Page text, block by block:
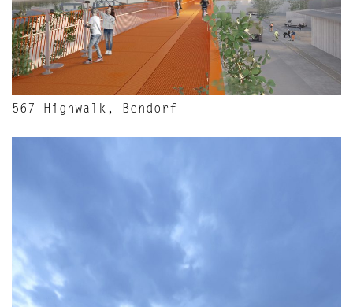
567 Highwalk, Bendorf